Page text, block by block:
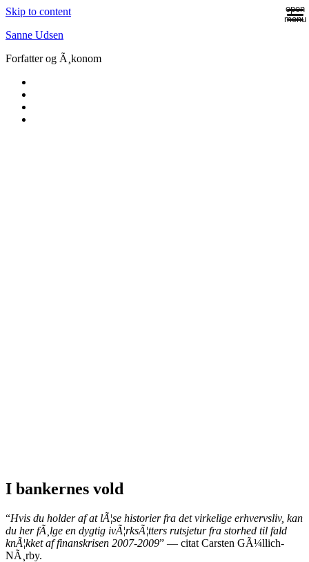
Skip to content
Sanne Udsen
Forfatter og Ã¸konom
open
menu
I bankernes vold
“Hvis du holder af at lÃ¦se historier fra det virkelige erhvervsliv, kan
du her fÃ¸lge en dygtig ivÃ¦rksÃ¦tters rutsjetur fra storhed til fald
knÃ¦kket af finanskrisen 2007-2009” — citat Carsten GÃ¼llich-
NÃ¸rby.